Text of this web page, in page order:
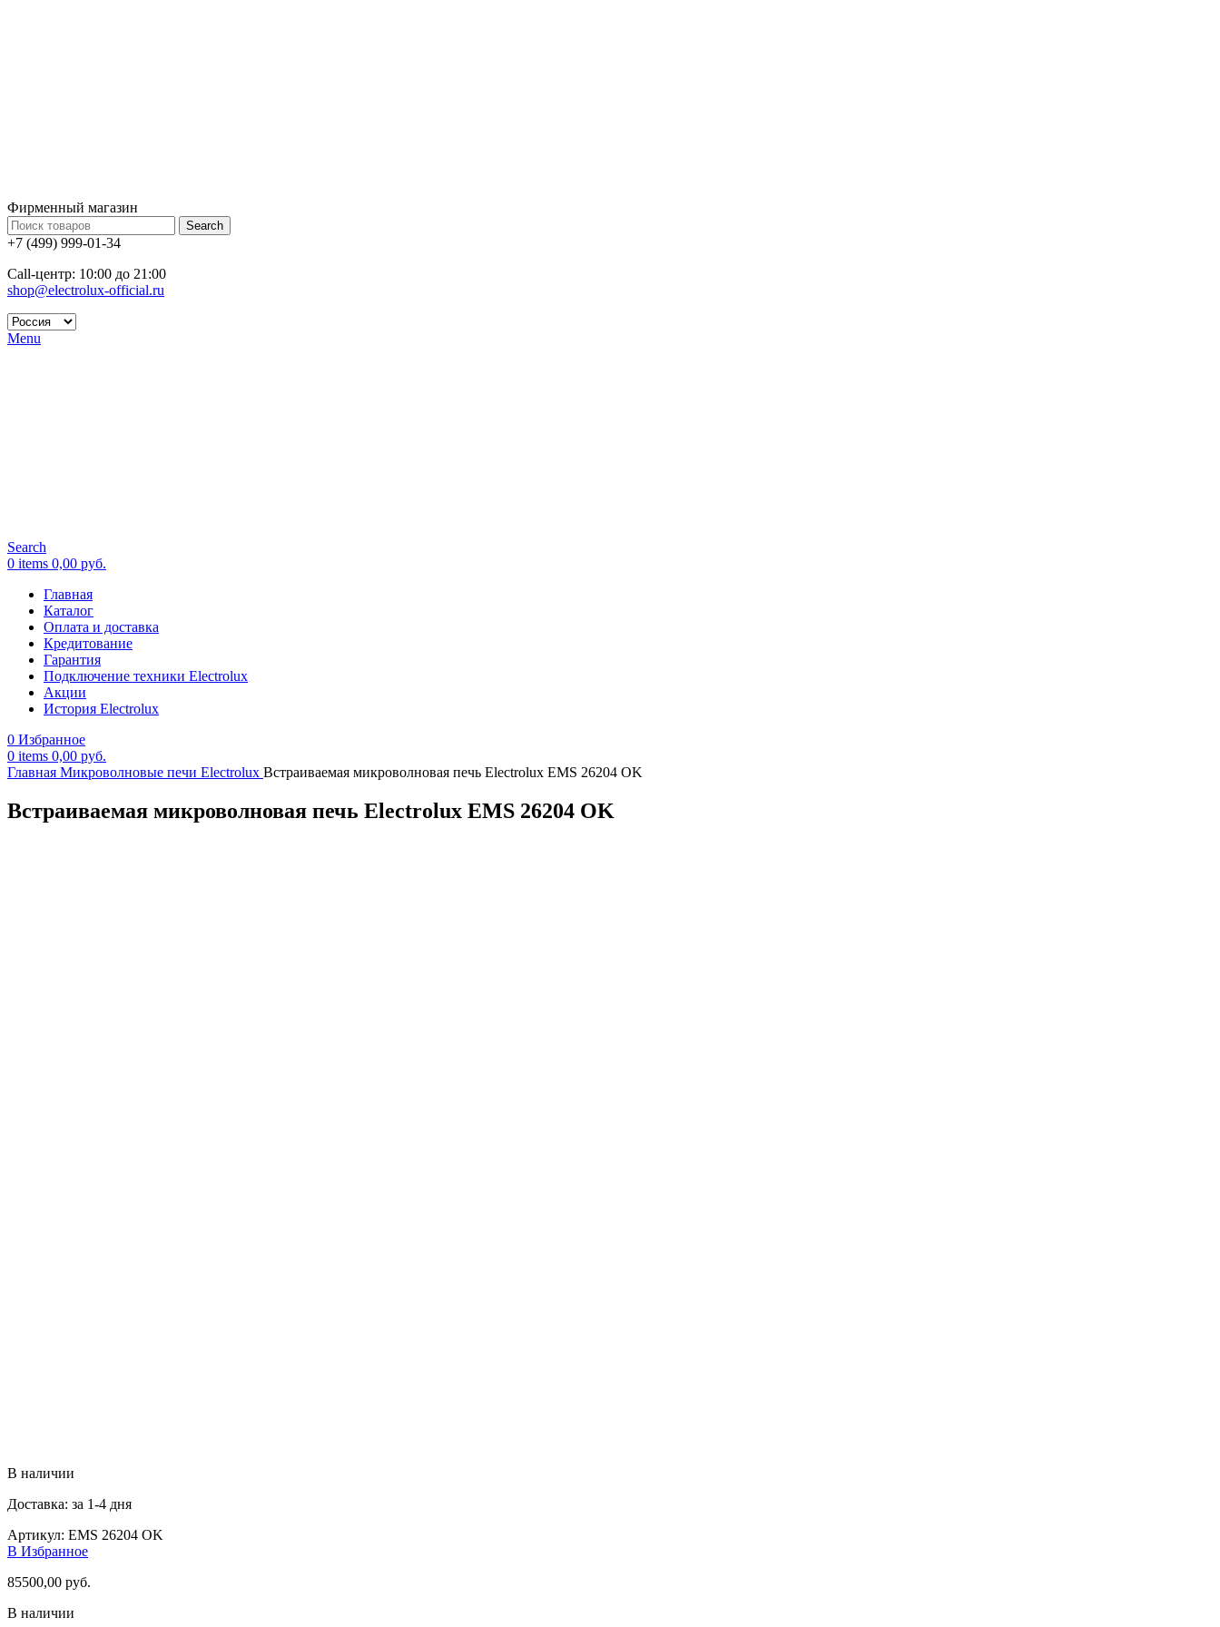
Фирменный магазин
Search
+7 (499) 999-01-34
Call-центр: 10:00 до 21:00
shop@electrolux-official.ru
Menu
Search
0 items 0,00 руб.
Главная
Каталог
Оплата и доставка
Кредитование
Гарантия
Подключение техники Electrolux
Акции
История Electrolux
0 Избранное
0 items 0,00 руб.
Главная Микроволновые печи Electrolux Встраиваемая микроволновая печь Electrolux EMS 26204 OK
Встраиваемая микроволновая печь Electrolux EMS 26204 OK
В наличии
Доставка: за 1-4 дня
Артикул: EMS 26204 OK
В Избранное
85500,00 руб.
В наличии